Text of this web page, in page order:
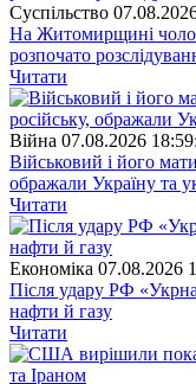
Суспiльство
На Житомирщині
розпочато
Читати
Війна 07.08.2026
Військовий і його
ображали Україну та
Читати
Економіка 07.08.2026
Після удару РФ
нафти й газу
Читати